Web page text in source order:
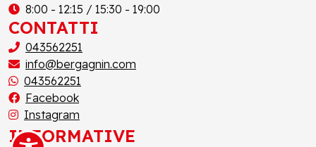
8:00 - 12:15 / 15:30 - 19:00
CONTATTI
043562251
info@bergagnin.com
043562251
Facebook
Instagram
INFORMATIVE